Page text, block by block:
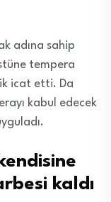
adına sahip
tempera
icat etti. Da
kabul edecek
kaldı